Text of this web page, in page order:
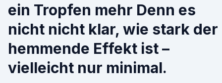
ein Tropfen mehr Denn es
nicht nicht klar, wie stark der
hemmende Effekt ist –
vielleicht nur minimal.